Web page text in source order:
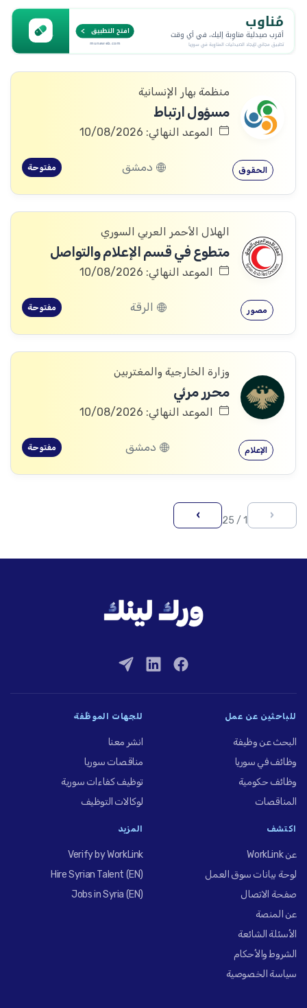
منظمة بهار الإنسانية
مسؤول ارتباط
الموعد النهائي: 10/08/2026
الحقوق دمشق مفتوحة
الهلال الأحمر العربي السوري
متطوع في قسم الإعلام والتواصل
الموعد النهائي: 10/08/2026
مصور الرقة مفتوحة
وزارة الخارجية والمغتربين
محرر مرئي
الموعد النهائي: 10/08/2026
الإعلام دمشق مفتوحة
‹
1 / 25
›
للباحثين عن عمل
البحث عن وظيفة
وظائف في سوريا
وظائف حكومية
المناقصات
للجهات الموظِّفة
انشر معنا
مناقصات سوريا
توظيف كفاءات سورية
لوكالات التوظيف
اكتشف
عن WorkLink
لوحة بيانات سوق العمل
صفحة الاتصال
عن المنصة
الأسئلة الشائعة
الشروط والأحكام
سياسة الخصوصية
المزيد
Verify by WorkLink
Hire Syrian Talent (EN)
Jobs in Syria (EN)